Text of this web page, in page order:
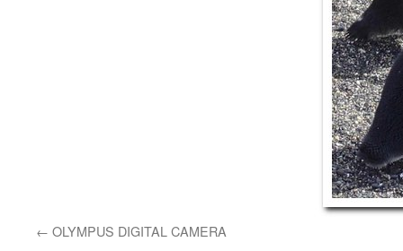
OLYMPUS DIGITAL CAMERA